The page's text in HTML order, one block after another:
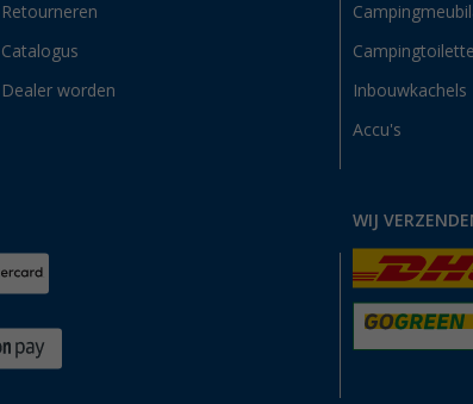
Retourneren
Catalogus
Dealer worden Inbouwkachels
Accu's
WIJ